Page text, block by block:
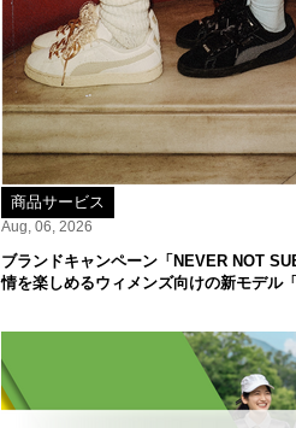
商品サービス
Aug, 06, 2026
ブランドキャンペーン「NEVER NOT
情を楽しめるウィメンズ向けの新モデル